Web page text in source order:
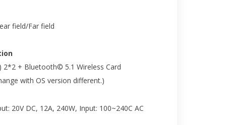
field/Far field
2*2 + Bluetooth© 5.1 Wireless Card
with OS version different.)
20V DC, 12A, 240W, Input: 100~240C AC